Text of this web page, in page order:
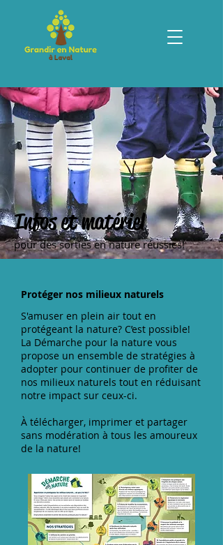
Infos et matériel
pour des sorties en nature réussies!
Protéger nos milieux naturels
S'amuser en plein air tout en
protégeant la nature? C’est possible!
La Démarche pour la nature vous
propose un ensemble de stratégies à
adopter pour continuer de profiter de
nos milieux naturels tout en réduisant
notre impact sur ceux-ci.
À télécharger, imprimer et partager
sans modération à tous les amoureux
de la nature!